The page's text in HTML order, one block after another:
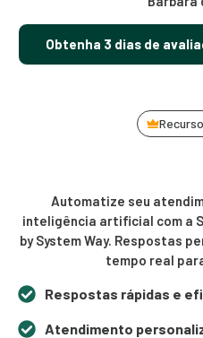
Obtenha 3 dias de
Automatize seu
inteligência artificial com a
by System Way. Respostas
tempo real
Respostas rápidas e
Atendimento